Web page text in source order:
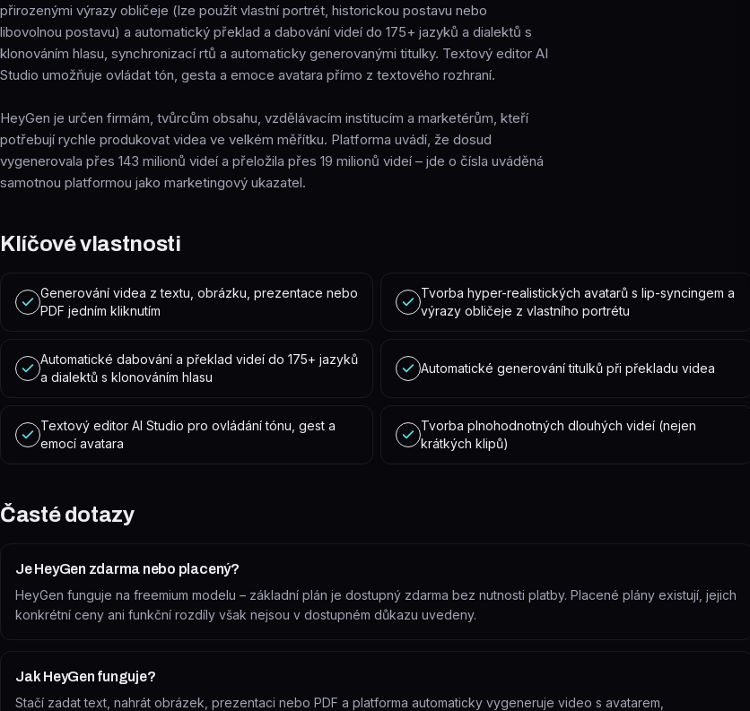
přirozenými výrazy obličeje (lze použít vlastní portrét, historickou postavu nebo
libovolnou postavu) a automatický překlad a dabování videí do 175+ jazyků a dialektů s
klonováním hlasu, synchronizací rtů a automaticky generovanými titulky. Textový editor AI
Studio umožňuje ovládat tón, gesta a emoce avatara přímo z textového rozhraní.
HeyGen je určen firmám, tvůrcům obsahu, vzdělávacím institucím a marketérům, kteří
potřebují rychle produkovat videa ve velkém měřítku. Platforma uvádí, že dosud
vygenerovala přes 143 milionů videí a přeložila přes 19 milionů videí – jde o čísla uváděná
samotnou platformou jako marketingový ukazatel.
Klíčové vlastnosti
Generování videa z textu, obrázku, prezentace nebo
PDF jedním kliknutím
Tvorba hyper-realistických avatarů s lip-syncingem a
výrazy obličeje z vlastního portrétu
Automatické dabování a překlad videí do 175+ jazyků
a dialektů s klonováním hlasu
Automatické generování titulků při překladu videa
Textový editor AI Studio pro ovládání tónu, gest a
emocí avatara
Tvorba plnohodnotných dlouhých videí (nejen
krátkých klipů)
Časté dotazy
Je HeyGen zdarma nebo placený?
HeyGen funguje na freemium modelu – základní plán je dostupný zdarma bez nutnosti platby. Placené plány existují, jejich
konkrétní ceny ani funkční rozdíly však nejsou v dostupném důkazu uvedeny.
Jak HeyGen funguje?
Stačí zadat text, nahrát obrázek, prezentaci nebo PDF a platforma automaticky vygeneruje video s avatarem,